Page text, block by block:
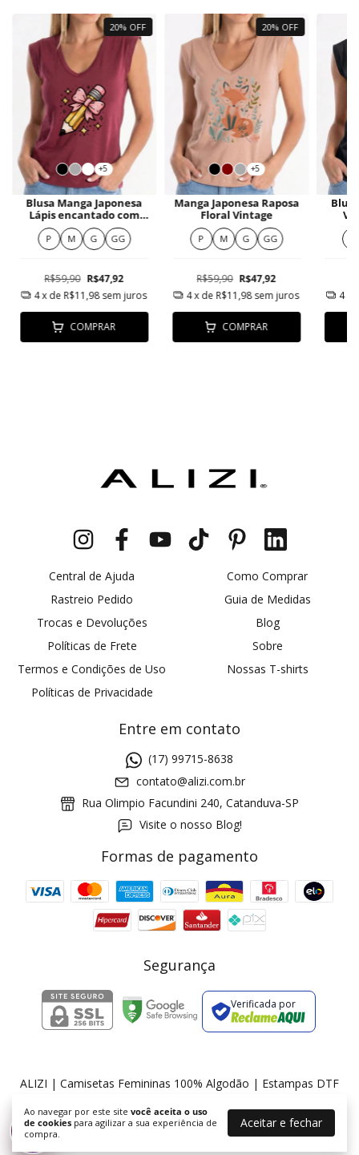
Ao navegar por este site você aceita o uso
de cookies para agilizar a sua experiência de
compra.
Aceitar e fechar
20% OFF
+5
Blusa Manga Japonesa
Lápis encantado com
laço
P M G GG
R$59,90 R$47,92
4x de R$11,98 sem juros
COMPRAR
20% OFF
+5
Manga Japonesa Raposa
Floral Vintage
P M G GG
R$59,90 R$47,92
4x de R$11,98sem juros
COMPRAR
4
Central de Ajuda
Rastreio Pedido
Trocas e Devoluções
Políticas de Frete
Termos e Condições de Uso
Políticas de Privacidade
Como Comprar
Guia de Medidas
Blog
Sobre
Nossas T-shirts
Entre em contato
(17) 99715-8638
contato@alizi.com.br
Rua Olimpio Facundini 240, Catanduva-SP
Visite o nosso Blog!
Formas de pagamento
Segurança
Verificada por
ALIZI | Camisetas Femininas 100% Algodão | Estampas DTF
%Desconto progressivo
Cupom 1a compra: GANHE5
2 pecas 7% OFF